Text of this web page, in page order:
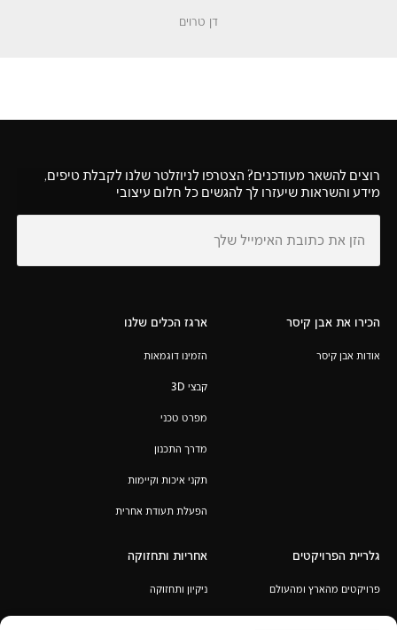
דן טרוים
רוצים להשאר מעודכנים? הצטרפו לניוזלטר שלנו לקבלת טיפים,
מידע והשראות שיעזרו לך להגשים כל חלום עיצובי
הכירו את אבן קיסר
אודות אבן קיסר
ארגז הכלים שלנו
הזמינו דוגמאות
קבצי 3D
מפרט טכני
מדרך התכנון
תקני איכות וקיימות
הפעלת תעודת אחרית
גלריית הפרויקטים
פרויקטים מהארץ ומהעולם
אחריות ותחזוקה
ניקיון ותחזוקה
אחריות לכל החיים